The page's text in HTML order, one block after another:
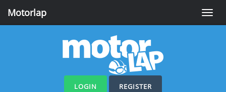
Toggle
Motorlap
LOGIN REGISTER